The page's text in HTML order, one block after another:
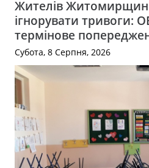
Жителів
ігнорувати тривоги:
термінове
Субота, 8 Серпня, 2026